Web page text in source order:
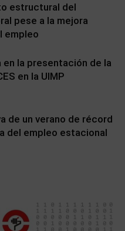
estructural del
pese a la mejora
empleo
en la presentación de la
en la UIMP
de un verano de récord
del empleo estacional